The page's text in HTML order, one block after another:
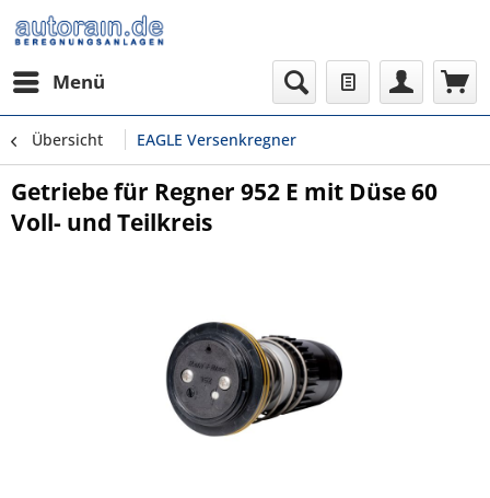
Menü
Übersicht EAGLE Versenkregner
Getriebe für Regner 952 E mit Düse 60
Voll- und Teilkreis